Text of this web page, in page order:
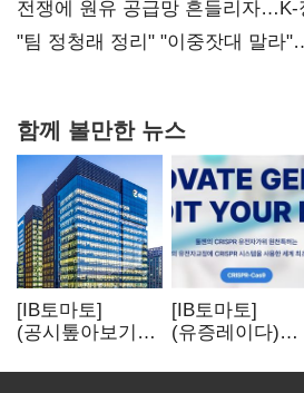
때리기
전쟁에 원유 공급망 흔들리자…K-
핵심으로 재부상
"팀 정청래 정리" "이중잣대 말라
함께 볼만한 뉴스
[IB토마토]
(공시톺아보기)
바로 매출로
[IB토마토]
(유증레이다)
3분의 1 토막…